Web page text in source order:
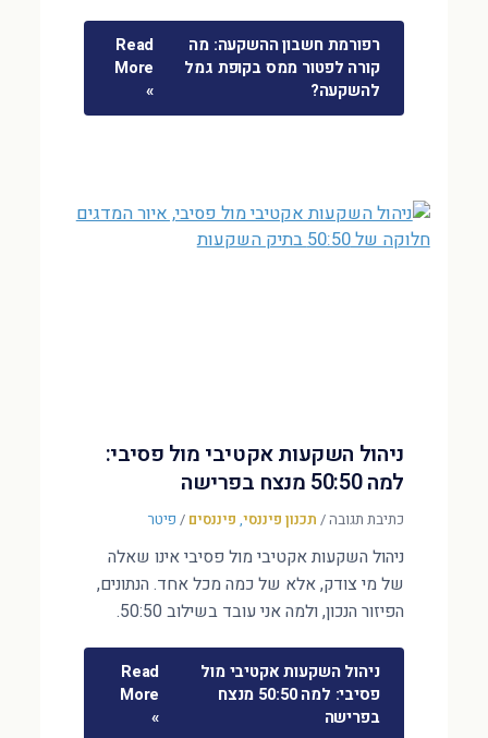
רפורמת חשבון ההשקעה: מה
קורה לפטור ממס בקופת גמל
להשקעה?
Read
More
»
ניהול השקעות אקטיבי מול פסיבי:
למה 50:50 מנצח בפרישה
כתיבת תגובה/ תכנון פיננסי, פיננסים / פיטר
ניהול השקעות אקטיבי מול פסיבי אינו שאלה
של מי צודק, אלא של כמה מכל אחד. הנתונים,
הפיזור הנכון, ולמה אני עובד בשילוב 50:50.
ניהול השקעות אקטיבי מול
פסיבי: למה 50:50 מנצח
בפרישה
Read
More
»